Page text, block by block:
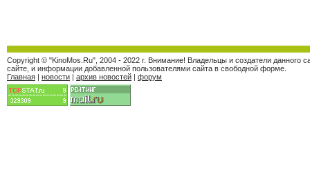
Copyright © "KinoMos.Ru", 2004 - 2022 г. Внимание! Владельцы и создатели данного
сайте, и информации добавленной пользователями сайта в свободной форме.
Главная | новости | архив новостей | форум